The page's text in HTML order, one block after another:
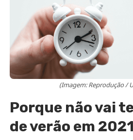
(Imagem: Reprodução /
Porque não vai
de verão em